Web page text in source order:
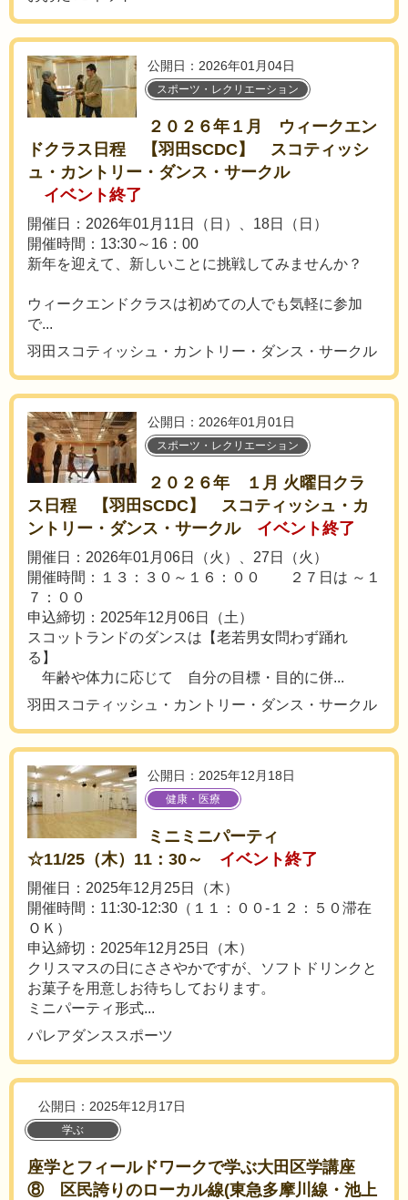
公開日：2026年01月04日
スポーツ・レクリエーション
２０２６年１月 ウィークエン
ドクラス日程 【羽田SCDC】 スコティッシ
ュ・カントリー・ダンス・サークル
イベント終了
開催日：2026年01月11日（日）、18日（日）
開催時間：13:30～16：00
新年を迎えて、新しいことに挑戦してみませんか？
ウィークエンドクラスは初めての人でも気軽に参加
で...
羽田スコティッシュ・カントリー・ダンス・サークル
公開日：2026年01月01日
スポーツ・レクリエーション
２０２６年 １月 火曜日クラ
ス日程 【羽田SCDC】 スコティッシュ・カ
ントリー・ダンス・サークル
イベント終了
開催日：2026年01月06日（火）、27日（火）
開催時間：１３：３０～１６：００ ２７日は ～１
７：００
申込締切：2025年12月06日（土）
スコットランドのダンスは【老若男女問わず踊れ
る】
年齢や体力に応じて 自分の目標・目的に併...
羽田スコティッシュ・カントリー・ダンス・サークル
公開日：2025年12月18日
健康・医療
ミニミニパーティ
☆11/25（木）11：30～
イベント終了
開催日：2025年12月25日（木）
開催時間：11:30-12:30（１１：００-１２：５０滞在
ＯＫ）
申込締切：2025年12月25日（木）
クリスマスの日にささやかですが、ソフトドリンクと
お菓子を用意しお待ちしております。
ミニパーティ形式...
パレアダンススポーツ
公開日：2025年12月17日
学ぶ
座学とフィールドワークで学ぶ大田区学講座
⑧ 区民誇りのローカル線(東急多摩川線・池上